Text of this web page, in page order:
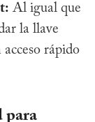
Al igual que
la llave
rápido
para